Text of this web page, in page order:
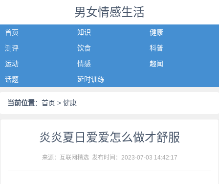
男女情感生活
首页 知识
健康
测评
饮食
科普
运动
情感
趣闻
话题
延时训练
当前位置： 首页 > 健康
炎炎夏日爱爱怎么做才舒服
来源：互联网精选 发布时间： 2023-07-03 14:42:17